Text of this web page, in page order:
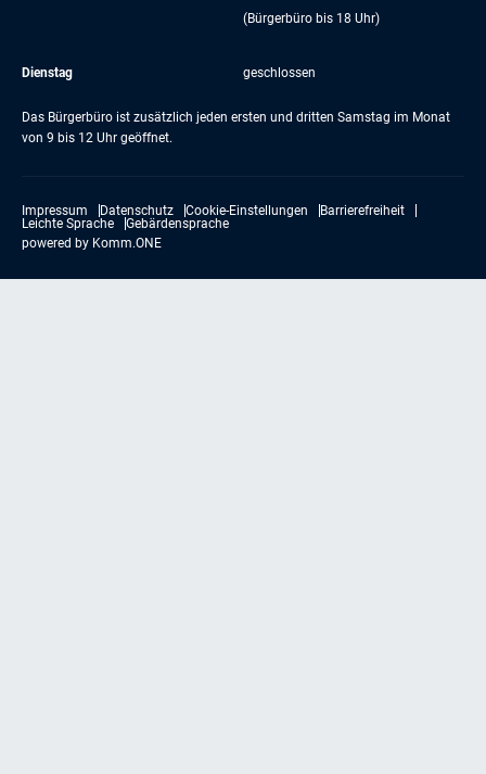
(Bürgerbüro bis 18 Uhr)
Dienstag geschlossen
Das Bürgerbüro ist zusätzlich jeden ersten und dritten Samstag im Monat
von 9 bis 12 Uhr geöffnet.
Impressum Datenschutz Cookie-Einstellungen
Barrierefreiheit
Leichte Sprache
Gebärdensprache
powered by Komm.ONE